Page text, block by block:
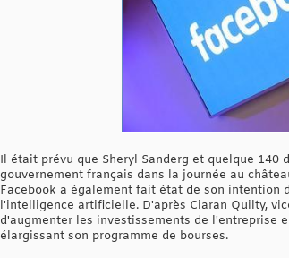
Il était prévu que Sheryl Sanderg et quelque
gouvernement français dans la journée au
Facebook a également fait état de son intention
l'intelligence artificielle. D'après Ciaran Quilty,
d'augmenter les investissements de l'entreprise
élargissant son programme de bourses.